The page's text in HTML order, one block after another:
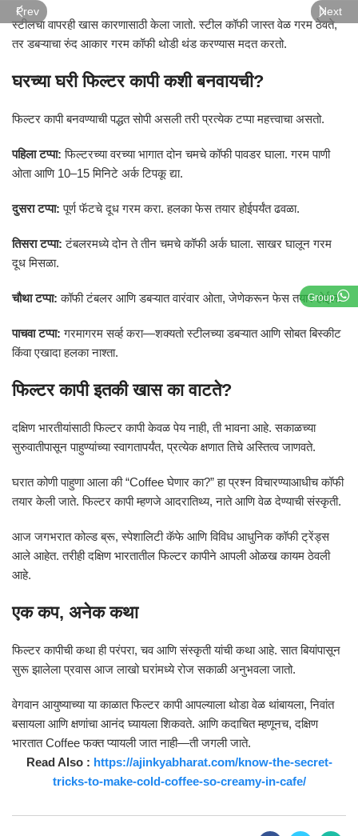
Group
स्टीलचा वापरही खास कारणासाठी केला जातो. स्टील कॉफी जास्त वेळ गरम ठेवते,
तर डबऱ्याचा रुंद आकार गरम कॉफी थोडी थंड करण्यास मदत करतो.
घरच्या घरी फिल्टर कापी कशी बनवायची?
फिल्टर कापी बनवण्याची पद्धत सोपी असली तरी प्रत्येक टप्पा महत्त्वाचा असतो.
पहिला टप्पा: फिल्टरच्या वरच्या भागात दोन चमचे कॉफी पावडर घाला. गरम पाणी
ओता आणि 10–15 मिनिटे अर्क टिपकू द्या.
दुसरा टप्पा: पूर्ण फॅटचे दूध गरम करा. हलका फेस तयार होईपर्यंत ढवळा.
तिसरा टप्पा: टंबलरमध्ये दोन ते तीन चमचे कॉफी अर्क घाला. साखर घालून गरम
दूध मिसळा.
चौथा टप्पा: कॉफी टंबलर आणि डबऱ्यात वारंवार ओता, जेणेकरून फेस तयार होईल.
पाचवा टप्पा: गरमागरम सर्व्ह करा—शक्यतो स्टीलच्या डबऱ्यात आणि सोबत बिस्कीट
किंवा एखादा हलका नाश्ता.
फिल्टर कापी इतकी खास का वाटते?
दक्षिण भारतीयांसाठी फिल्टर कापी केवळ पेय नाही, ती भावना आहे. सकाळच्या
सुरुवातीपासून पाहुण्यांच्या स्वागतापर्यंत, प्रत्येक क्षणात तिचे अस्तित्व जाणवते.
घरात कोणी पाहुणा आला की “Coffee घेणार का?” हा प्रश्न विचारण्याआधीच कॉफी
तयार केली जाते. फिल्टर कापी म्हणजे आदरातिथ्य, नाते आणि वेळ देण्याची संस्कृती.
आज जगभरात कोल्ड ब्रू, स्पेशालिटी कॅफे आणि विविध आधुनिक कॉफी ट्रेंड्स
आले आहेत. तरीही दक्षिण भारतातील फिल्टर कापीने आपली ओळख कायम ठेवली
आहे.
एक कप, अनेक कथा
फिल्टर कापीची कथा ही परंपरा, चव आणि संस्कृती यांची कथा आहे. सात बियांपासून
सुरू झालेला प्रवास आज लाखो घरांमध्ये रोज सकाळी अनुभवला जातो.
वेगवान आयुष्याच्या या काळात फिल्टर कापी आपल्याला थोडा वेळ थांबायला, निवांत
बसायला आणि क्षणांचा आनंद घ्यायला शिकवते. आणि कदाचित म्हणूनच, दक्षिण
भारतात Coffee फक्त प्यायली जात नाही—ती जगली जाते.
Read Also : https://ajinkyabharat.com/know-the-secret-
tricks-to-make-cold-coffee-so-creamy-in-cafe/
Prev Next